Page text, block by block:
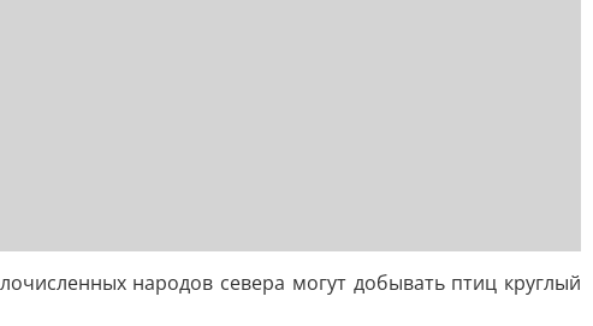
народов севера могут добывать птиц круглый